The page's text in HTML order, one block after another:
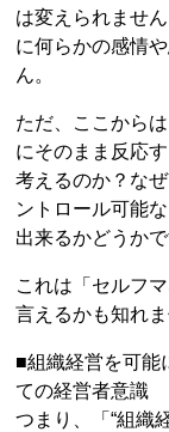
は変えられませ
に何らかの感情
ん。
ただ、ここから
にそのまま反応
考えるのか？な
ントロール可能
出来るかどうかで
これは「セルフ
言えるかも知れま
■組織経営を可能
ての経営者意識
つまり、「“組織